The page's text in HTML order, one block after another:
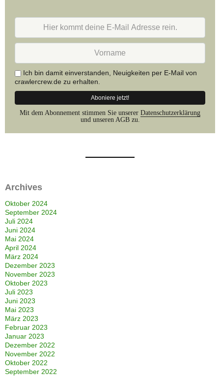
Hier
deine
Adresse
rein.
Vorname
Ich bin damit einverstanden, Neuigkeiten per E-Mail von
crawlercrew.de zu erhalten.
Mit dem Abonnement stimmen Sie unserer Datenschutzerklärung
und unseren AGB zu.
Archives
Oktober 2024
September 2024
Juli 2024
Juni 2024
Mai 2024
April 2024
März 2024
Dezember 2023
November 2023
Oktober 2023
Juli 2023
Juni 2023
Mai 2023
März 2023
Februar 2023
Januar 2023
Dezember 2022
November 2022
Oktober 2022
September 2022